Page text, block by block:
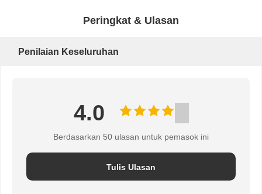
KEBIJAKAN
PRIVASI
Peringkat & Ulasan
Penilaian Keseluruhan
4.0
Berdasarkan 50 ulasan untuk pemasok ini
Tulis Ulasan